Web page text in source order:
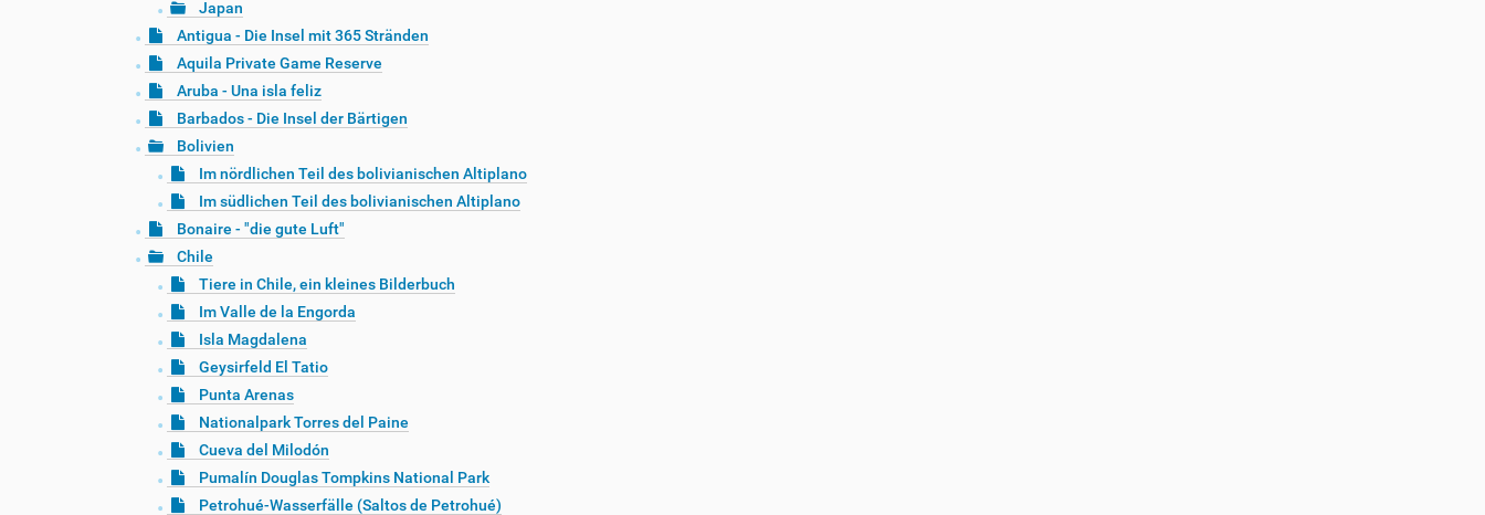
Japan
Antigua - Die Insel mit 365 Stränden
Aquila Private Game Reserve
Aruba - Una isla feliz
Barbados - Die Insel der Bärtigen
Bolivien
Im nördlichen Teil des bolivianischen Altiplano
Im südlichen Teil des bolivianischen Altiplano
Bonaire - "die gute Luft"
Chile
Tiere in Chile, ein kleines Bilderbuch
Im Valle de la Engorda
Isla Magdalena
Geysirfeld El Tatio
Punta Arenas
Nationalpark Torres del Paine
Cueva del Milodón
Pumalín Douglas Tompkins National Park
Petrohué-Wasserfälle (Saltos de Petrohué)